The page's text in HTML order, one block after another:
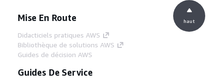
Mise En Route
Didacticiels pratiques AWS
Bibliothèque de solutions AWS
Guides de décision AWS
Guides De Service
haut